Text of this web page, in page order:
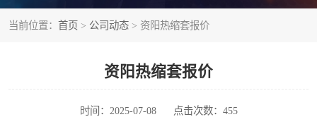
当前位置： 首页 > 公司动态 > 资阳热缩套报价
资阳热缩套报价
时间：2025-07-08 点击次数：455
燃气管网钢塑转换过渡接头